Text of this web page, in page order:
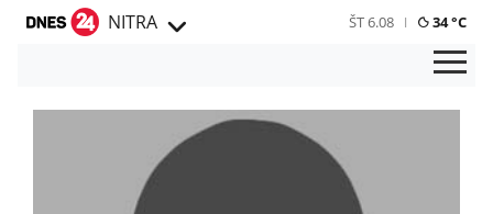
NITRA ŠT 6.08 34 °C